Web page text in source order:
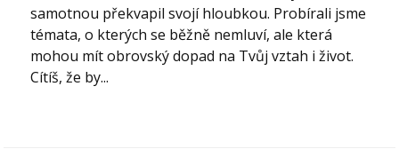
samotnou překvapil svojí hloubkou. Probírali jsme
témata, o kterých se běžně nemluví, ale která
mohou mít obrovský dopad na Tvůj vztah i život.
Cítíš, že by...